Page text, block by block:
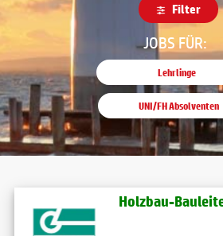
Filter
JOBS FÜR:
Lehrlinge
UNI/FH Absolventen
Holzbau-